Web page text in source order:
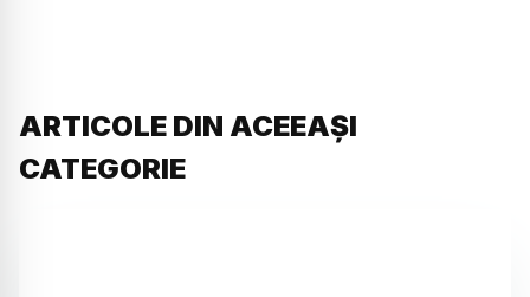
ARTICOLE DIN ACEEAȘI
CATEGORIE